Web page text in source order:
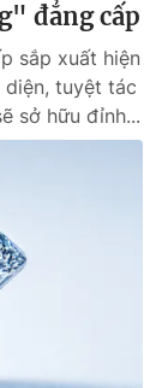
đẳng cấp
sắp xuất hiện
diện, tuyệt tác
sở hữu đỉnh...